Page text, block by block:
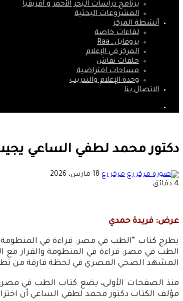
برنامج دراسات البحر الأحمر و أفريقيا
المشروعات البحثية
أنشطة المركز
لقاءات خاصة
بروفايل ـ Raa
المركز في الإعلام
حلقات نقاش
مساحات افتراضية
وحدة الإعلام والتدريب
الاتصال بنا
دكتور محمد لطفي الساعي
مركز رع أرسل
18 مارس، 2026
4 دقائق
عرض: فريدة حمدي
يطرح كتاب “الطب في مصر: قراءة في المنظومة
الطب في مصر: قراءة في المنظومة والقرار مع
المشهد الصحي المصري في لحظة فارقة من
منذ الصفحات الأولى، يضع كتاب الطب في مصر:
مؤلف الكتاب دكتور محمد لطفي الساعي أن